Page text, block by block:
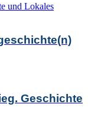
und Lokales
Geschichte